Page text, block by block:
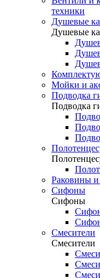
техники
Душевые
Душевые
Мойки и
Подводка
Подводка
Раковины и
Сифоны
Сифоны
Смесители
Смесители